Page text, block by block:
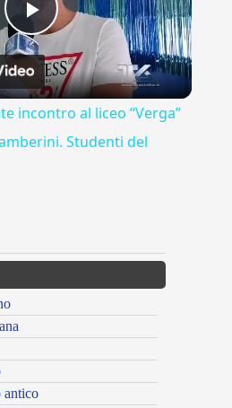
Play
Video
incontro al liceo “Verga”
Studenti del
antico